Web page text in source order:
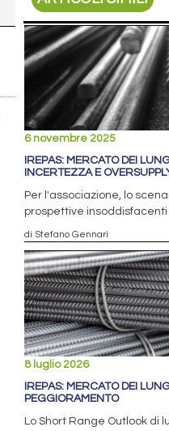
6 novembre 2025
IREPAS: MERCATO DEI
INCERTEZZA E
Per l'associazione, lo
prospettive insoddisfacenti
di Stefano Gennari
8 luglio 2026
IREPAS: MERCATO DEI
PEGGIORAMENTO
Lo Short Range Outlook di